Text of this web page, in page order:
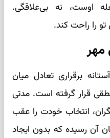
اوست، نه بی‌علاقگی.
را راحت کند.
مهر
برقراری تعادل میان
قرار گرفته است. مدتی
انتخاب خودت را عقب
آن رسیده که بدون ایجاد